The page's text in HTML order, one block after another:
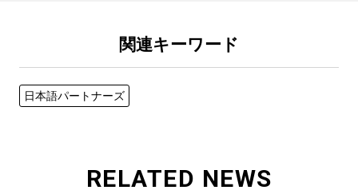
関連キーワード
日本語パートナーズ
RELATED NEWS